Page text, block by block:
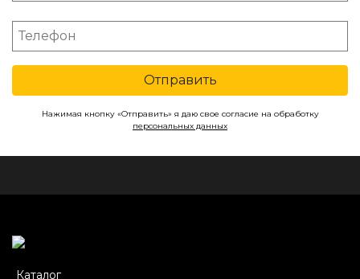
Отправить
Нажимая кнопку «Отправить» я даю свое согласие на обработку
персональных данных
Каталог